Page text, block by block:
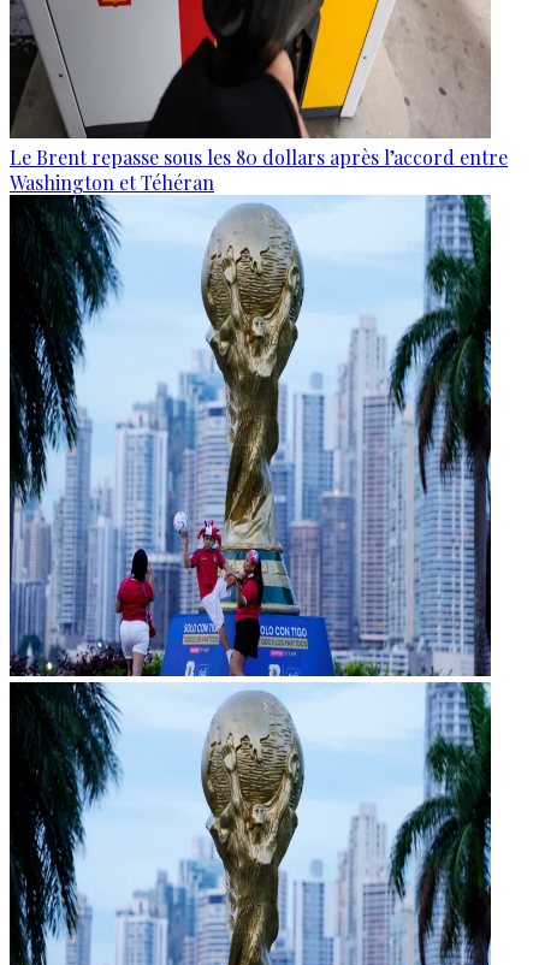
Le Brent repasse sous les 80 dollars après l’accord entre
Washington et Téhéran